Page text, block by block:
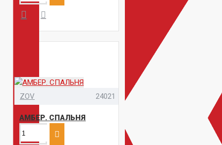
ZOV 24021
АМБЕР. СПАЛЬНЯ